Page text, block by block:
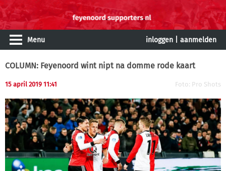
Menu inloggen aanmelden
COLUMN: Feyenoord wint nipt na domme rode kaart
15 april 2019 11:41 Foto: Pro Shots